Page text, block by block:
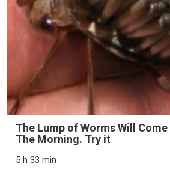
The Lump of Worms Will
The Morning. Try it
5 h 33 min